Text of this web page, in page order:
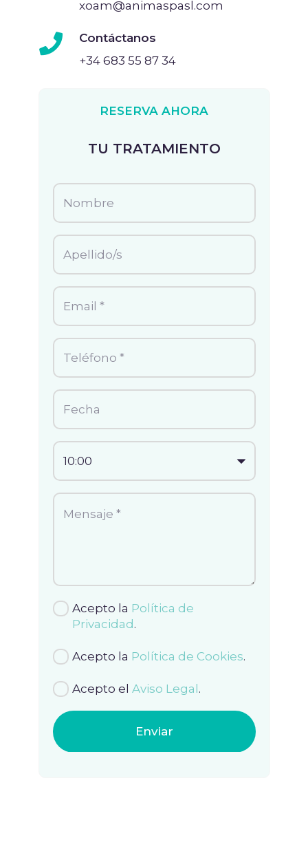
xoam@animaspasl.com
Contáctanos
+34 683 55 87 34
RESERVA AHORA
TU TRATAMIENTO
Acepto la Política de
Privacidad.
Acepto la Política de Cookies.
Acepto el Aviso Legal.
Enviar